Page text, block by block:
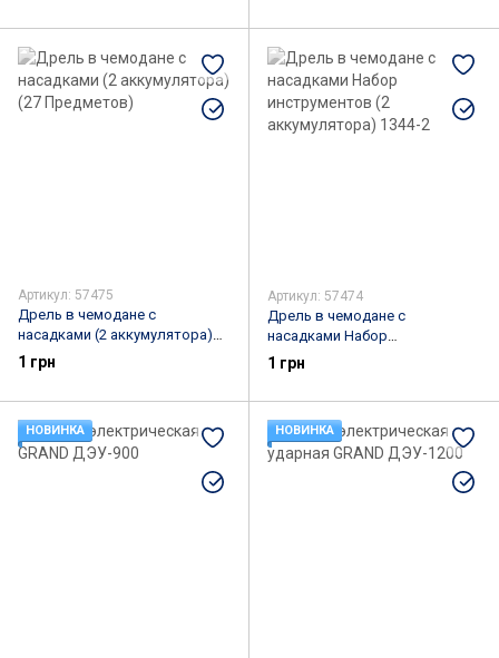
Артикул: 57475
Дрель в чемодане c
насадками (2 аккумулятора)
(27 Предметов)
1 грн
Артикул: 57474
Дрель в чемодане c
насадками Набор
инструментов (2
аккумулятора) 1344-2
1 грн
НОВИНКА НОВИНКА